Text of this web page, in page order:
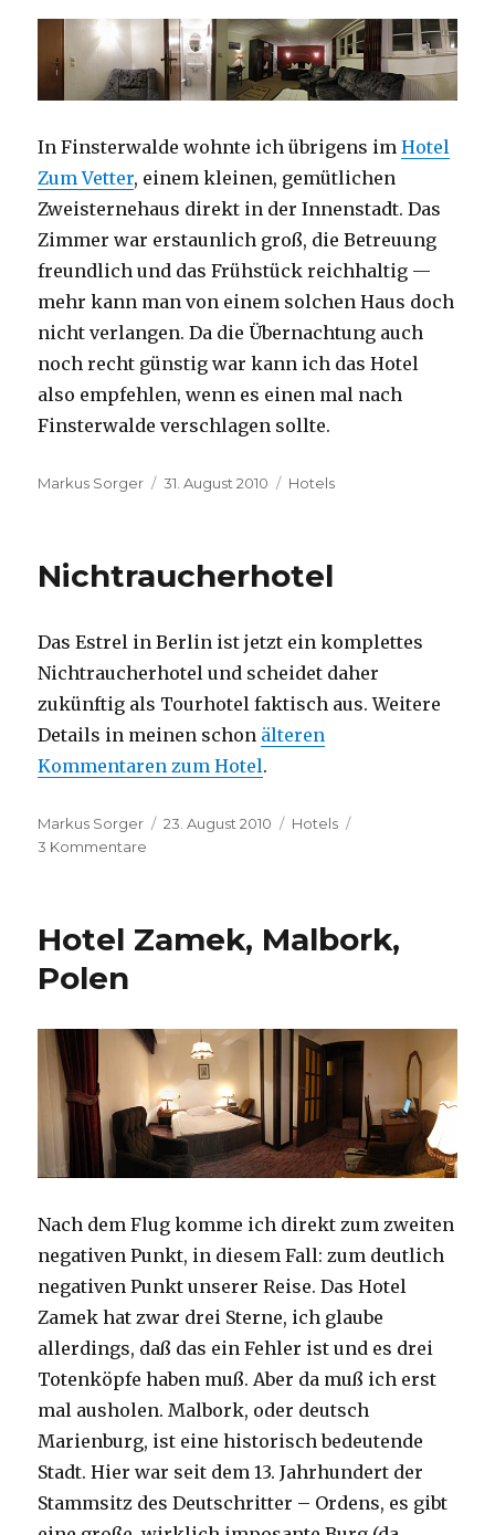
In Finsterwalde wohnte ich übrigens imHotel
Zum Vetter, einem kleinen, gemütlichen
Zweisternehaus direkt in der Innenstadt. Das
Zimmer war erstaunlich groß, die Betreuung
freundlich und das Frühstück reichhaltig —
mehr kann man von einem solchen Haus doch
nicht verlangen. Da die Übernachtung auch
noch recht günstig war kann ich das Hotel
also empfehlen, wenn es einen mal nach
Finsterwalde verschlagen sollte.
Autor
Markus Sorger
Veröffentlicht
31. August 2010 Kategorien
Hotels
Nichtraucherhotel
Das Estrel in Berlin ist jetzt ein komplettes
Nichtraucherhotel und scheidet daher
zukünftig als Tourhotel faktisch aus. Weitere
Details in meinen schon älteren
Kommentaren zum Hotel.
Autor
Markus Sorger
Veröffentlicht
23. August 2010 Kategorien
Hotels
3 Kommentare
Hotel Zamek, Malbork,
Polen
Nach dem Flug komme ich direkt zum zweiten
negativen Punkt, in diesem Fall: zum deutlich
negativen Punkt unserer Reise. Das Hotel
Zamek hat zwar drei Sterne, ich glaube
allerdings, daß das ein Fehler ist und es drei
Totenköpfe haben muß. Aber da muß ich erst
mal ausholen. Malbork, oder deutsch
Marienburg, ist eine historisch bedeutende
Stadt. Hier war seit dem 13. Jahrhundert der
Stammsitz des Deutschritter – Ordens, es gibt